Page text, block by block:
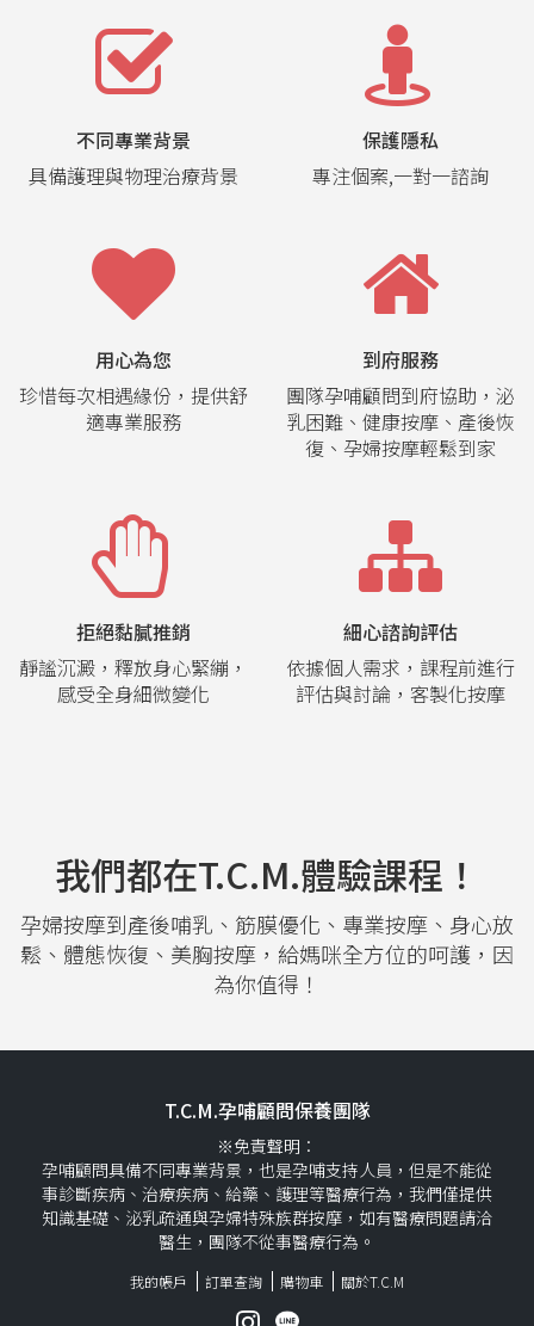
不同專業背景
具備護理與物理治療背景
保護隱私
專注個案,一對一諮詢
用心為您
珍惜每次相遇緣份，提供舒
適專業服務
到府服務
團隊孕哺顧問到府協助，泌
乳困難、健康按摩、產後恢
復、孕婦按摩輕鬆到家
拒絕黏膩推銷
靜謐沉澱，釋放身心緊繃，
感受全身細微變化
細心諮詢評估
依據個人需求，課程前進行
評估與討論，客製化按摩
我們都在T.C.M.體驗課程！
孕婦按摩到產後哺乳、筋膜優化、專業按摩、身心放
鬆、體態恢復、美胸按摩，給媽咪全方位的呵護，因
為你值得！
T.C.M.孕哺顧問保養團隊
※免責聲明：
孕哺顧問具備不同專業背景，也是孕哺支持人員，但是不能從
事診斷疾病、治療疾病、給藥、護理等醫療行為，我們僅提供
知識基礎、泌乳疏通與孕婦特殊族群按摩，如有醫療問題請洽
醫生，團隊不從事醫療行為。
我的帳戶 訂單查詢 購物車 關於T.C.M